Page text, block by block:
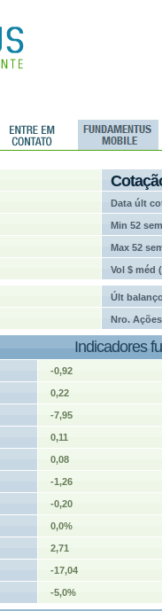
Data últ
Min 52 sem
Max 52
Vol $ méd
Últ
Nro. Ações
Indicadores
-0,92
0,22
-7,95
0,11
0,08
-1,26
-0,20
0,0%
2,71
-17,04
-5,0%